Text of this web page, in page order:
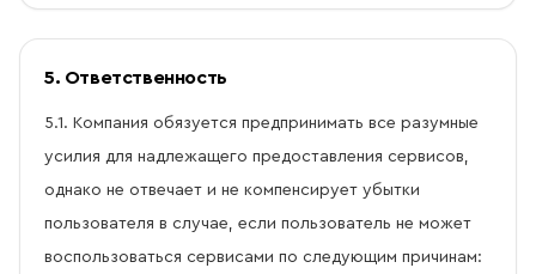
5. Ответственность
5.1. Компания обязуется предпринимать все разумные
усилия для надлежащего предоставления сервисов,
однако не отвечает и не компенсирует убытки
пользователя в случае, если пользователь не может
воспользоваться сервисами по следующим причинам: